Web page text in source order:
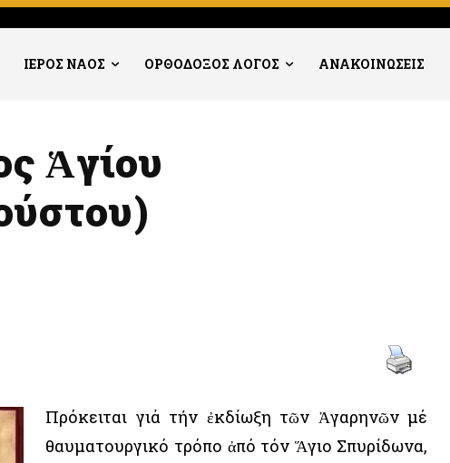
ΙΕΡΟΣ ΝΑΟΣ ΟΡΘΟΔΟΞΟΣ ΛΟΓΟΣ ΑΝΑΚΟΙΝΩΣΕΙΣ
Ἁγίου
Πρόκειται γιά τήν ἐκδίωξη τῶν Ἀγαρηνῶν μέ
θαυματουργικό τρόπο ἀπό τόν Ἅγιο Σπυρίδωνα,